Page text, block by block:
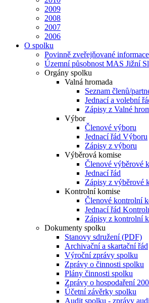
2009
2008
2007
2006
O spolku
Povinně zveřejňované informace
Územní působnost MAS Jižní
Orgány spolku
Valná hromada
Seznam členů/
Jednací a volební
Zápisy z Valné
Výbor
Členové výboru
Jednací řád Výboru
Zápisy z výboru
Výběrová komise
Členové výběrové
Jednací řád
Zápisy z výběrové
Kontrolní komise
Členové kontrolní
Jednací řád
Zápisy z kontrolní
Dokumenty spolku
Stanovy sdružení (PDF)
Archivační a skartační řád
Výroční zprávy spolku
Zprávy o činnosti spolku
Plány činnosti spolku
Zprávy o hospodaření
Účetní závěrky spolku
Audit spolku - zprávy